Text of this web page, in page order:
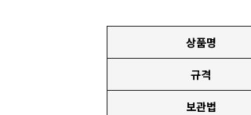
상품명
규격
보관법